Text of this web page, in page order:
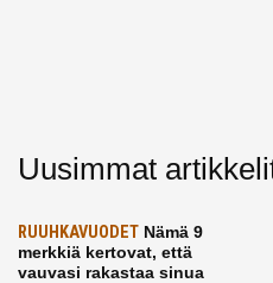
Uusimmat
RUUHKAVUODET Nämä 9
merkkiä kertovat, että
vauvasi rakastaa sinua